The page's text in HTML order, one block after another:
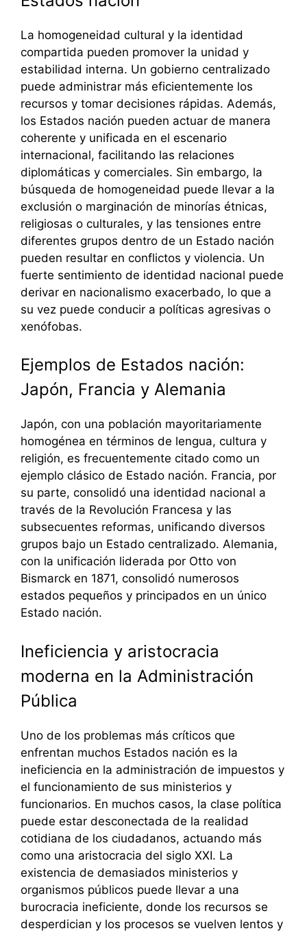
La homogeneidad cultural y la identidad
compartida pueden promover la unidad y
estabilidad interna. Un gobierno centralizado
puede administrar más eficientemente los
recursos y tomar decisiones rápidas. Además,
los Estados nación pueden actuar de manera
coherente y unificada en el escenario
internacional, facilitando las relaciones
diplomáticas y comerciales. Sin embargo, la
búsqueda de homogeneidad puede llevar a la
exclusión o marginación de minorías étnicas,
religiosas o culturales, y las tensiones entre
diferentes grupos dentro de un Estado nación
pueden resultar en conflictos y violencia. Un
fuerte sentimiento de identidad nacional puede
derivar en nacionalismo exacerbado, lo que a
su vez puede conducir a políticas agresivas o
xenófobas.
Ejemplos de Estados nación:
Japón, Francia y Alemania
Japón, con una población mayoritariamente
homogénea en términos de lengua, cultura y
religión, es frecuentemente citado como un
ejemplo clásico de Estado nación. Francia, por
su parte, consolidó una identidad nacional a
través de la Revolución Francesa y las
subsecuentes reformas, unificando diversos
grupos bajo un Estado centralizado. Alemania,
con la unificación liderada por Otto von
Bismarck en 1871, consolidó numerosos
estados pequeños y principados en un único
Estado nación.
Ineficiencia y aristocracia
moderna en la Administración
Pública
Uno de los problemas más críticos que
enfrentan muchos Estados nación es la
ineficiencia en la administración de impuestos y
el funcionamiento de sus ministerios y
funcionarios. En muchos casos, la clase política
puede estar desconectada de la realidad
cotidiana de los ciudadanos, actuando más
como una aristocracia del siglo XXI. La
existencia de demasiados ministerios y
organismos públicos puede llevar a una
burocracia ineficiente, donde los recursos se
desperdician y los procesos se vuelven lentos y